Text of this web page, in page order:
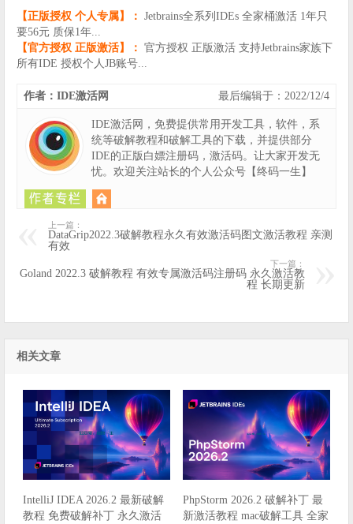
【正版授权 个人专属】： Jetbrains全系列IDEs 全家桶激活 1年只
要56元 质保1年...
【官方授权 正版激活】： 官方授权 正版激活 支持Jetbrains家族下
所有IDE 授权个人JB账号...
最后编辑于：2022/12/4
作者：IDE激活网
IDE激活网，免费提供常用开发工具，软件，系
统等破解教程和破解工具的下载，并提供部分
IDE的正版白嫖注册码，激活码。让大家开发无
忧。欢迎关注站长的个人公众号【终码一生】
上一篇：
DataGrip2022.3破解教程永久有效激活码图文激活教程 亲测
有效
下一篇：
Goland 2022.3 破解教程 有效专属激活码注册码 永久激活教
程 长期更新
相关文章
IntelliJ IDEA 2026.2 最新破解
教程 免费破解补丁 永久激活
PhpStorm 2026.2 破解补丁 最
新激活教程 mac破解工具 全家